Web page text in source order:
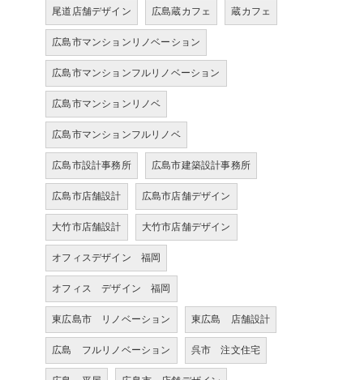
尾道店舗デザイン 広島蔵カフェ 蔵カフェ
広島市マンションリノベーション
広島市マンションフルリノベーション
広島市マンションリノベ
広島市マンションフルリノベ
広島市設計事務所 広島市建築設計事務所
広島市店舗設計 広島市店舗デザイン
大竹市店舗設計 大竹市店舗デザイン
オフィスデザイン 福岡
オフィス デザイン 福岡
東広島市 リノベーション 東広島 店舗設計
広島 フルリノベーション 呉市 注文住宅